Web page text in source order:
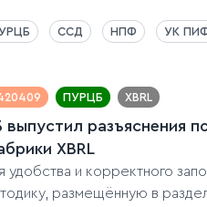
ССД НПФ УК
ПУРЦБ XBRL
выпустил разъяснения
XBRL
удобства и корректного
размещённую в